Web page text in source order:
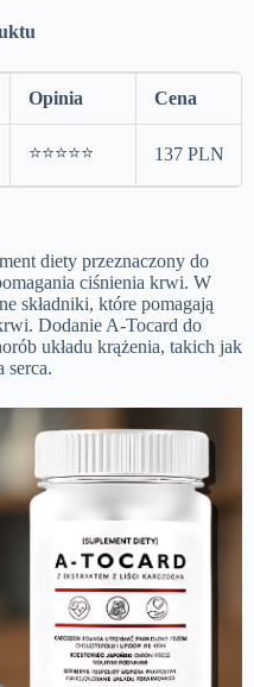
Opinia Cena
⭐⭐⭐⭐⭐ 137 PLN
diety przeznaczony do
ciśnienia krwi. W
składniki, które pomagają
Dodanie A-Tocard do
układu krążenia, takich jak
serca.